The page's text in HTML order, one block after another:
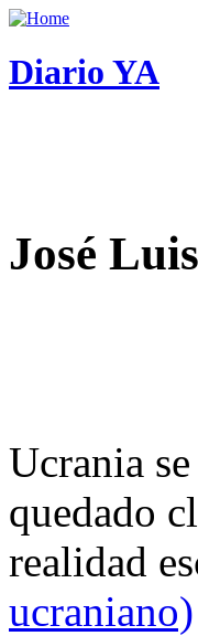
Diario YA
José
Ucrania
quedado
realidad
ucraniano)